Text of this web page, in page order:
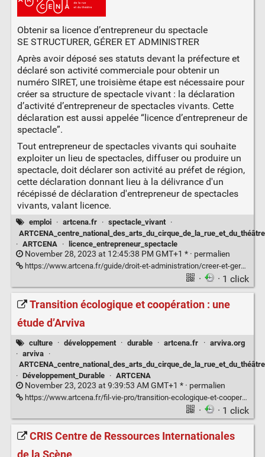
Obtenir sa licence d’entrepreneur du spectacle
SE STRUCTURER, GÉRER ET ADMINISTRER
Après avoir déposé ses statuts devant la préfecture et
déclaré son activité commerciale pour obtenir un
numéro SIRET, une troisième étape est nécessaire pour
créer sa structure de spectacle vivant : la déclaration
d’activité d’entrepreneur de spectacles vivants. Cette
déclaration est aussi appelée “licence d’entrepreneur de
spectacle”.
Tout entrepreneur de spectacles vivants qui souhaite
exploiter un lieu de spectacles, diffuser ou produire un
spectacle, doit déclarer son activité au préfet de région,
cette déclaration donnant lieu à la délivrance d'un
récépissé de déclaration d'entrepreneur de spectacles
vivants, valant licence.
emploi · artcena.fr · spectacle_vivant ·
ARTCENA_centre_national_des_arts_du_cirque_de_la_rue_et_du_théâtre
· ARTCENA · licence_entrepreneur_spectacle
November 28, 2023 at 12:45:38 PM GMT+1 * · permalien
https://www.artcena.fr/guide/droit-et-administration/creer-et-gerer-sa-compagnie/declaration-dactivite-dentrepreneur-de-spectacles-vivants
· · 1 click
Transition écologique et coopération : une
étude d’Arviva
culture · développement · durable · artcena.fr · arviva.org
· arviva
·
ARTCENA_centre_national_des_arts_du_cirque_de_la_rue_et_du_théâtre
· Développement_Durable · ARTCENA
November 23, 2023 at 9:39:53 AM GMT+1 * · permalien
https://www.artcena.fr/fil-vie-pro/transition-ecologique-et-cooperation-une-etude-darviva
· · 1 click
CRIS Centre de Ressources Internationales